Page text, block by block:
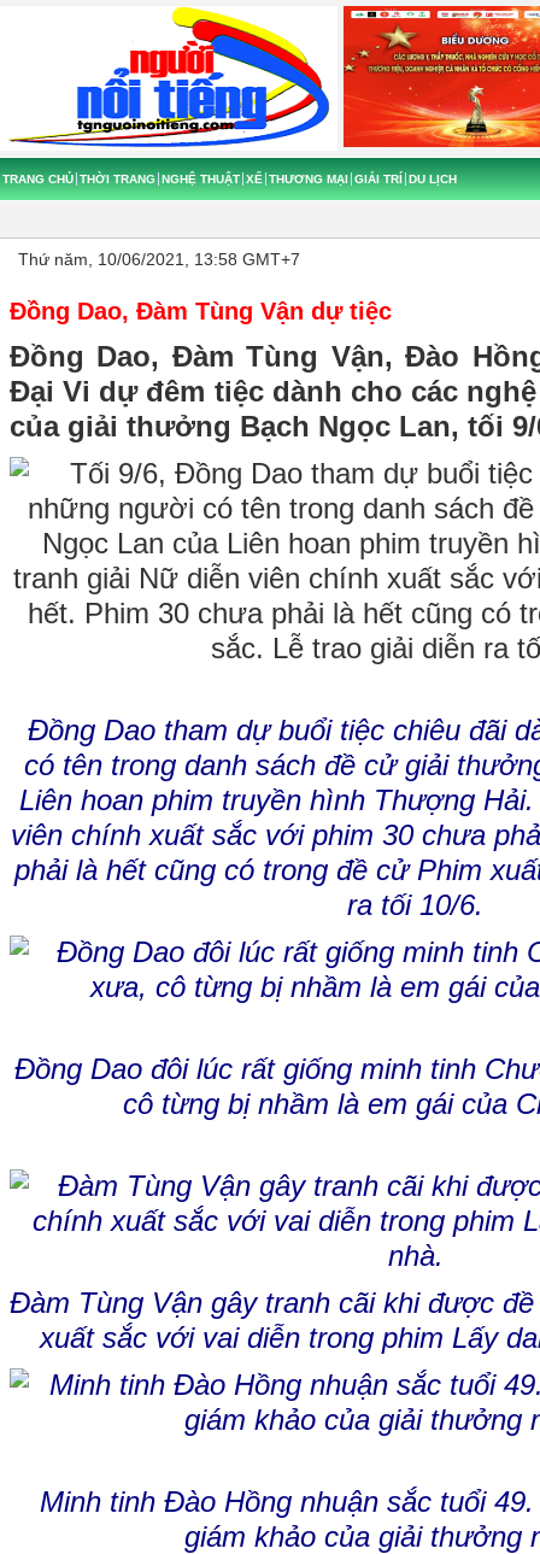
TRANG CHỦ THỜI TRANG NGHỆ THUẬT XẾ THƯƠNG MẠI GIẢI TRÍ DU LỊCH
Thứ năm, 10/06/2021, 13:58 GMT+7
Đồng Dao, Đàm Tùng Vận dự tiệc
Đồng Dao, Đàm Tùng Vận, Đào
Đại Vi dự đêm tiệc dành cho các
của giải thưởng Bạch Ngọc Lan, tối 9/
Đồng Dao tham dự buổi tiệc chiêu đãi
có tên trong danh sách đề cử giải
Liên hoan phim truyền hình Thượng
viên chính xuất sắc với phim 30 chưa
phải là hết cũng có trong đề cử Phim
ra tối 10/6.
Đồng Dao đôi lúc rất giống minh tinh
cô từng bị nhầm là em gái của
Đàm Tùng Vận gây tranh cãi khi được
xuất sắc với vai diễn trong phim Lấy
Minh tinh Đào Hồng nhuận sắc tuổi
giám khảo của giải thưởng